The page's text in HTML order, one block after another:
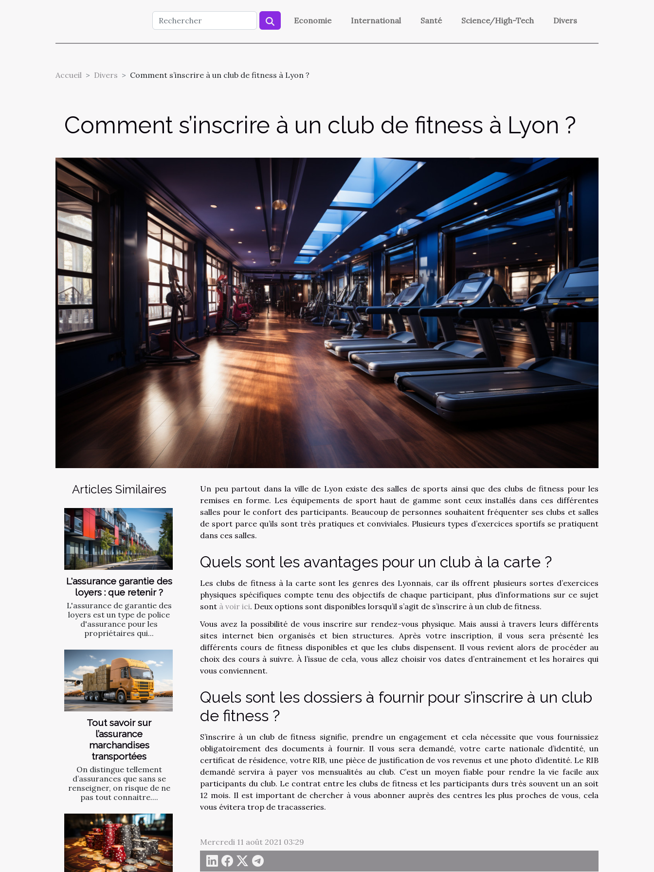
Economie International Santé Science/High-Tech Divers
Accueil Divers Comment s’inscrire à un club de fitness à Lyon ?
Comment s’inscrire à un club de fitness à Lyon ?
Articles Similaires
L'assurance garantie des
loyers : que retenir ?
L'assurance de garantie des
loyers est un type de police
d'assurance pour les
propriétaires qui...
Tout savoir sur
l’assurance
marchandises
transportées
On distingue tellement
d’assurances que sans se
renseigner, on risque de ne
pas tout connaitre....
Un peu partout dans la ville de Lyon existe des salles de sports ainsi que des clubs de fitness pour les
remises en forme. Les équipements de sport haut de gamme sont ceux installés dans ces différentes
salles pour le confort des participants. Beaucoup de personnes souhaitent fréquenter ses clubs et salles
de sport parce qu’ils sont très pratiques et conviviales. Plusieurs types d’exercices sportifs se pratiquent
dans ces salles.
Quels sont les avantages pour un club à la carte ?
Les clubs de fitness à la carte sont les genres des Lyonnais, car ils offrent plusieurs sortes d’exercices
physiques spécifiques compte tenu des objectifs de chaque participant, plus d’informations sur ce sujet
sont à voir ici. Deux options sont disponibles lorsqu’il s’agit de s’inscrire à un club de fitness.
Vous avez la possibilité de vous inscrire sur rendez-vous physique. Mais aussi à travers leurs différents
sites internet bien organisés et bien structures. Après votre inscription, il vous sera présenté les
différents cours de fitness disponibles et que les clubs dispensent. Il vous revient alors de procéder au
choix des cours à suivre. À l’issue de cela, vous allez choisir vos dates d’entrainement et les horaires qui
vous conviennent.
Quels sont les dossiers à fournir pour s’inscrire à un club
de fitness ?
S’inscrire à un club de fitness signifie, prendre un engagement et cela nécessite que vous fournissiez
obligatoirement des documents à fournir. Il vous sera demandé, votre carte nationale d’identité, un
certificat de résidence, votre RIB, une pièce de justification de vos revenus et une photo d’identité. Le RIB
demandé servira à payer vos mensualités au club. C’est un moyen fiable pour rendre la vie facile aux
participants du club. Le contrat entre les clubs de fitness et les participants durs très souvent un an soit
12 mois. Il est important de chercher à vous abonner auprès des centres les plus proches de vous, cela
vous évitera trop de tracasseries.
Mercredi 11 août 2021 03:29